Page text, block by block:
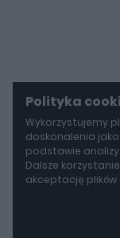
Polityka
Wykorzystujemy
doskonalenia
podstawie
Dalsze
akceptację plików